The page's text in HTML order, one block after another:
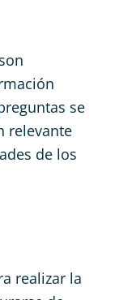
se
relevante
de los
realizar la